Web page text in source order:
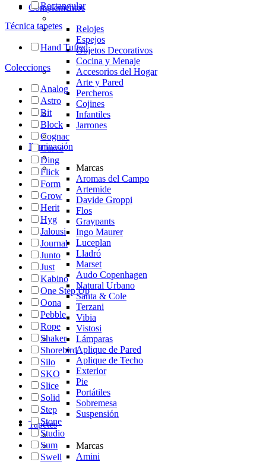
Complementos
Relojes
Espejos
Objetos Decorativos
Cocina y Menaje
Accesorios del Hogar
Arte y Pared
Percheros
Cojines
Infantiles
Jarrones
Iluminación
Marcas
Aromas del Campo
Artemide
Davide Groppi
Flos
Graypants
Ingo Maurer
Luceplan
Lladró
Marset
Audo Copenhagen
Natural Urbano
Santa & Cole
Terzani
Vibia
Vistosi
Lámparas
Aplique de Pared
Aplique de Techo
Exterior
Pie
Portátiles
Sobremesa
Suspensión
Tapetes
Marcas
Amini
Rectangular
Técnica tapetes
Hand Tufted
Colecciones
Analog
Astro
Bit
Block
Cognac
Curve
Ding
Flick
Form
Grow
Herit
Hyg
Jalousi
Journal
Junto
Just
Kabino
One Step Up
Oona
Pebble
Rope
Shaker
Shorebird
Silo
SKO
Slice
Solid
Step
Stone
Studio
Sum
Swell